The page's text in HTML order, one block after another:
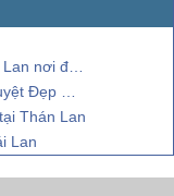
thăm quan
Thái Lan
Thán Lan
Lan